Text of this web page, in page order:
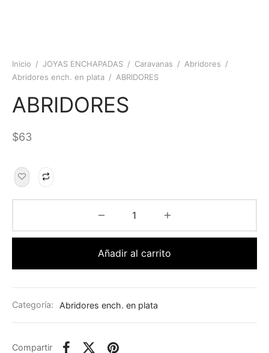
Inicio / JOYAS ENCHAPADAS / Caravanas / Abridores /
Abridores ench. en plata / ABRIDORES
ABRIDORES
$63
Añadir al carrito
Categoría: Abridores ench. en plata
Compartir